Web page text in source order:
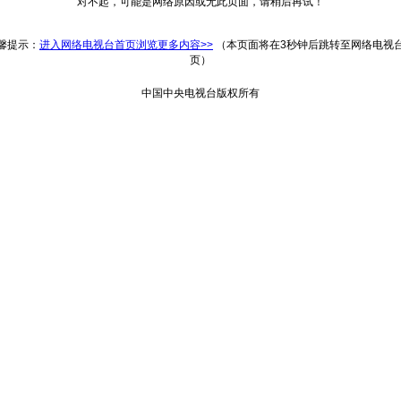
提示： 进入网络电视台首页浏览更多内容>> （本页面将在3秒钟后跳转至网络电视
页）
中国中央电视台版权所有